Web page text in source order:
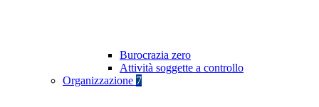
Burocrazia zero
Attività soggette a controllo
Organizzazione 7